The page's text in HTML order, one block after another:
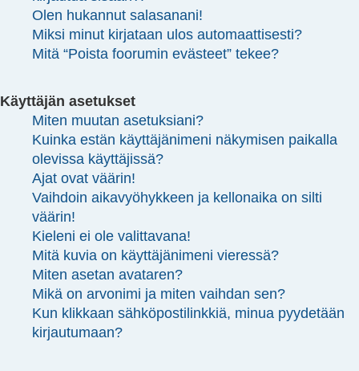
Olen hukannut salasanani!
Miksi minut kirjataan ulos automaattisesti?
Mitä “Poista foorumin evästeet” tekee?
Käyttäjän asetukset
Miten muutan asetuksiani?
Kuinka estän käyttäjänimeni näkymisen paikalla
olevissa käyttäjissä?
Ajat ovat väärin!
Vaihdoin aikavyöhykkeen ja kellonaika on silti
väärin!
Kieleni ei ole valittavana!
Mitä kuvia on käyttäjänimeni vieressä?
Miten asetan avataren?
Mikä on arvonimi ja miten vaihdan sen?
Kun klikkaan sähköpostilinkkiä, minua pyydetään
kirjautumaan?